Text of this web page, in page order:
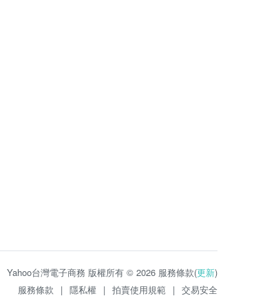
Yahoo台灣電子商務 版權所有 © 2026 服務條款(更新)
服務條款
| 隱私權 | 拍賣使用規範 | 交易安全